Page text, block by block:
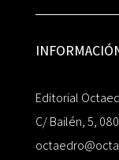
Editorial
C/ Bailén, 5,